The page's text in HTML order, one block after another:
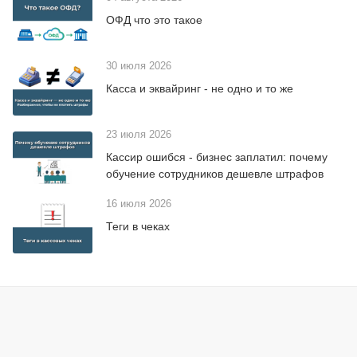
ОФД что это такое
30 июля 2026
Касса и эквайринг - не одно и то же
23 июля 2026
Кассир ошибся - бизнес заплатил: почему
обучение сотрудников дешевле штрафов
16 июля 2026
Теги в чеках